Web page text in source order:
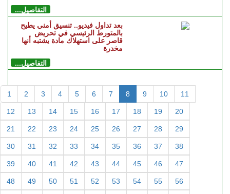
التفاصيل...
بعد تداول فيديو.. تنسيق أمني يطيح
بالمتورط الرئيسي في تحريض
قاصر على استهلاك مادة يشتبه أنها
مخدرة
التفاصيل...
1 2 3 4 5 6 7 8 9 10 11
12 13 14 15 16 17 18 19 20
21 22 23 24 25 26 27 28 29
30 31 32 33 34 35 36 37 38
39 40 41 42 43 44 45 46 47
48 49 50 51 52 53 54 55 56